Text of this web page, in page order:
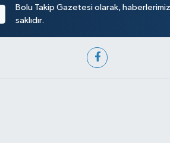
Bolu Takip Gazetesi olarak,
saklıdır.